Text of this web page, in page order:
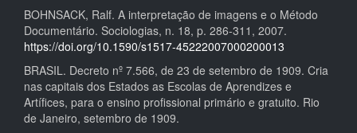
BOHNSACK, Ralf. A interpretação de imagens e o Método
Documentário. Sociologias, n. 18, p. 286-311, 2007.
https://doi.org/10.1590/s1517-45222007000200013
BRASIL. Decreto nº 7.566, de 23 de setembro de 1909. Cria
nas capitais dos Estados as Escolas de Aprendizes e
Artífices, para o ensino profissional primário e gratuito. Rio
de Janeiro, setembro de 1909.